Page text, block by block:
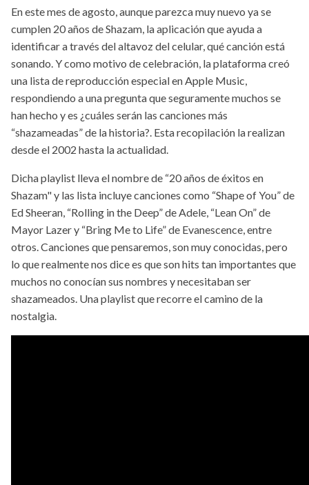
En este mes de agosto, aunque parezca muy nuevo ya se
cumplen 20 años de Shazam, la aplicación que ayuda a
identificar a través del altavoz del celular, qué canción está
sonando. Y como motivo de celebración, la plataforma creó
una lista de reproducción especial en Apple Music,
respondiendo a una pregunta que seguramente muchos se
han hecho y es ¿cuáles serán las canciones más
“shazameadas” de la historia?. Esta recopilación la realizan
desde el 2002 hasta la actualidad.
Dicha playlist lleva el nombre de “20 años de éxitos en
Shazam" y las lista incluye canciones como “Shape of You” de
Ed Sheeran, “Rolling in the Deep” de Adele, “Lean On” de
Mayor Lazer y “Bring Me to Life” de Evanescence, entre
otros. Canciones que pensaremos, son muy conocidas, pero
lo que realmente nos dice es que son hits tan importantes que
muchos no conocían sus nombres y necesitaban ser
shazameados. Una playlist que recorre el camino de la
nostalgia.